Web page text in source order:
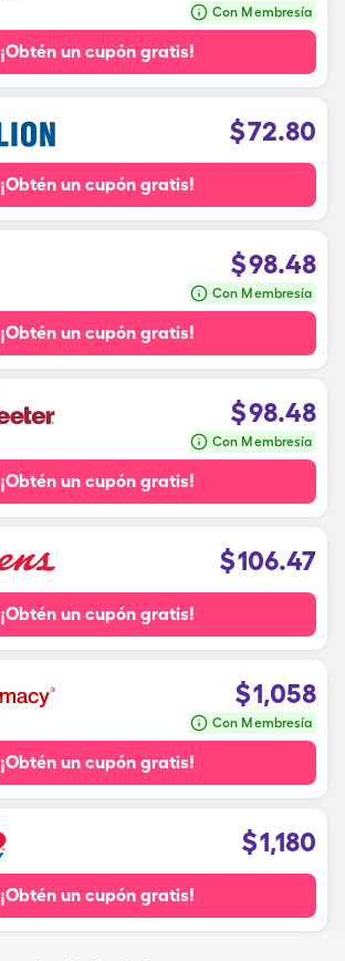
Con Membresía
¡Obtén un cupón gratis!
$72.80
¡Obtén un cupón gratis!
$98.48
Con Membresía
¡Obtén un cupón gratis!
$98.48
Con Membresía
¡Obtén un cupón gratis!
$106.47
¡Obtén un cupón gratis!
$1,058
Con Membresía
¡Obtén un cupón gratis!
$1,180
¡Obtén un cupón gratis!